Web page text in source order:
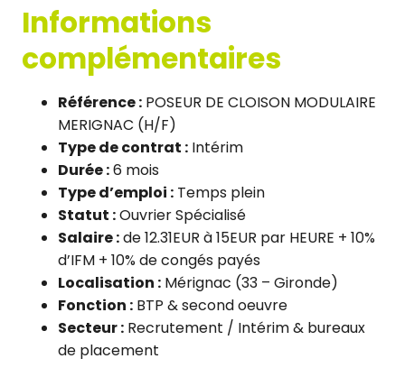
Informations
complémentaires
Référence : POSEUR DE CLOISON MODULAIRE
MERIGNAC (H/F)
Type de contrat : Intérim
Durée :6 mois
Type d’emploi : Temps plein
Statut :Ouvrier Spécialisé
Salaire :de 12.31EUR à 15EUR par HEURE + 10%
d’IFM + 10% de congés payés
Localisation : Mérignac (33 – Gironde)
Fonction : BTP & second oeuvre
Secteur : Recrutement / Intérim & bureaux
de placement